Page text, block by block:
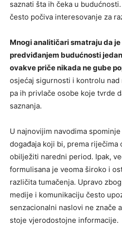
saznati šta ih čeka u
često počiva interesovanje za
Mnogi analitičari smatraju da
predviđanjem budućnosti
ovakve priče nikada ne gube
osjećaj sigurnosti i kontrolu nad
pa ih privlače osobe koje tvrde
saznanja.
U najnovijim navodima
događaja koji bi, prema riječima
obilježiti naredni period. Ipak,
formulisana je veoma široko i
različita tumačenja. Upravo
medije i komunikaciju često
senzacionalni naslovi ne znače
stoje vjerodostojne informacije.